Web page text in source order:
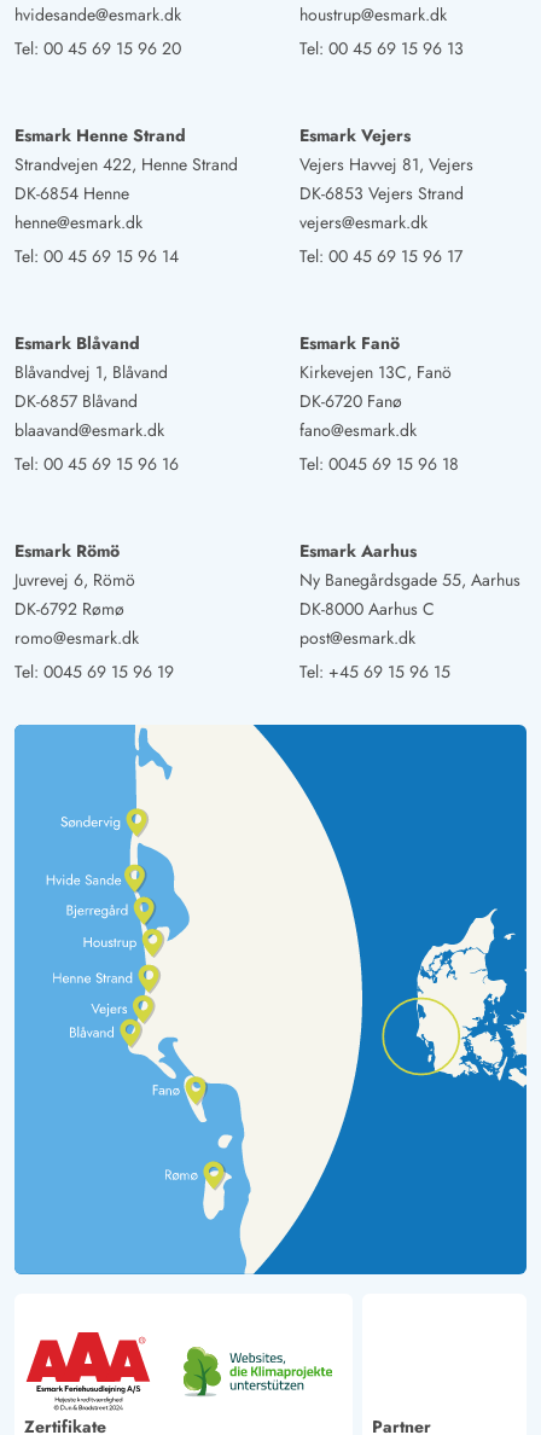
hvidesande@esmark.dk
Tel: 00 45 69 15 96 20
houstrup@esmark.dk
Tel: 00 45 69 15 96 13
Esmark Henne Strand
Strandvejen 422, Henne Strand
DK-6854 Henne
henne@esmark.dk
Tel: 00 45 69 15 96 14
Esmark Vejers
Vejers Havvej 81, Vejers
DK-6853 Vejers Strand
vejers@esmark.dk
Tel: 00 45 69 15 96 17
Esmark Blåvand
Blåvandvej 1, Blåvand
DK-6857 Blåvand
blaavand@esmark.dk
Tel: 00 45 69 15 96 16
Esmark Fanö
Kirkevejen 13C, Fanö
DK-6720 Fanø
fano@esmark.dk
Tel: 0045 69 15 96 18
Esmark Römö
Juvrevej 6, Römö
DK-6792 Rømø
romo@esmark.dk
Tel: 0045 69 15 96 19
Esmark Aarhus
Ny Banegårdsgade 55, Aarhus
DK-8000 Aarhus C
post@esmark.dk
Tel: +45 69 15 96 15
Zertifikate Partner